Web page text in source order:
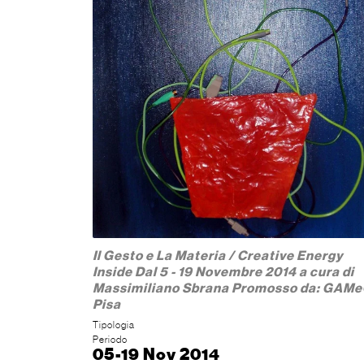
Il Gesto e La Materia / Creative Energy
Inside Dal 5 - 19 Novembre 2014 a cura di
Massimiliano Sbrana Promosso da:
Pisa
Tipologia
Periodo
05-19 Nov 2014